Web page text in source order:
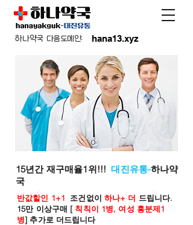
hana13.xyz
하나약국 다음도메인:
15년간 재구매율1위!!!대진유통-하나약
국
반값할인 1+1 조건없이 하나+ 더 드립니다.
15만 이상구매 [ 칙칙이 1병, 여성 흥분제1
병] 추가로 더드립니다